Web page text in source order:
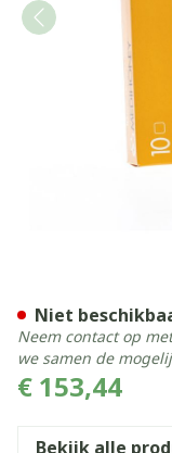
€ 153,44
Niet
Neem contact op
we samen de
Bekijk alle